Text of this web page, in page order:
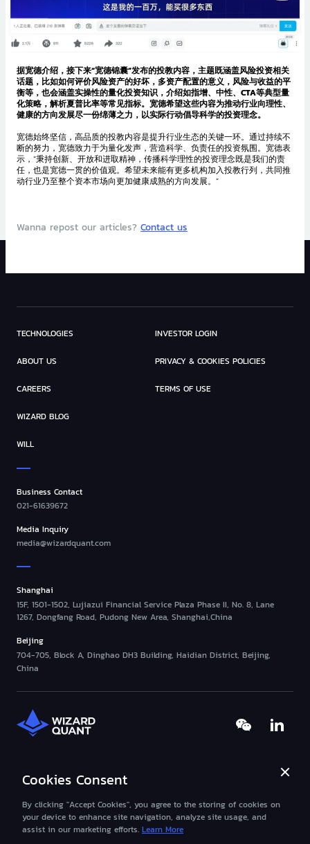
Cookies Consent
By clicking "Accept Cookies", you agree to the storing of cookies on
your device to enhance site navigation, analyze site usage, and
assist in our marketing efforts. Learn More
据宽德介绍，接下来“宽德锦囊”发布的投教内容，主题既涵盖风险投资相关
话题，比如如何评价风险资产的好坏，多资产配置的意义，风险与收益的平
衡等，也会涵盖实操性的量化投资知识，介绍如指增、中性、CTA等典型量
化策略，解析夏普比率等常见指标。宽德希望这些内容为推动行业向理性、
健康的方向发展尽一份绵薄之力，以实际行动倡导科学的投资理念。
宽德始终坚信，高品质的投教内容是提升行业生态的关键一环。通过持续不
断的努力，宽德致力于为量化发声，营造科学、负责任的投资氛围。宽德表
示，“秉持创新、开放和进取精神，传播科学理性的投资理念既是我们的责
任，也是宽德一贯的价值观。希望未来能有更多机构加入投教行列，共同推
动行业乃至整个资本市场向更加健康成熟的方向发展。”
Wanna repost our articles? Contact us
TECHNOLOGIES
ABOUT US
CAREERS
WIZARD BLOG
WILL
INVESTOR LOGIN
PRIVACY & COOKIES POLICIES
TERMS OF USE
Business Contact
021-61639672
Media Inquiry
media@wizardquant.com
Shanghai
15F, 1501-1502, Lujiazui Financial Service Plaza Phase II, No. 8, Lane
1267, Dongfang Road, Pudong New Area, Shanghai,China
Beijing
704-705, Block A, Dinghao DH3 Building, Haidian District, Beijing,
China
©2013-2026Wizard-Quant All Rights Reserved.
沪公网安备31011502019483号